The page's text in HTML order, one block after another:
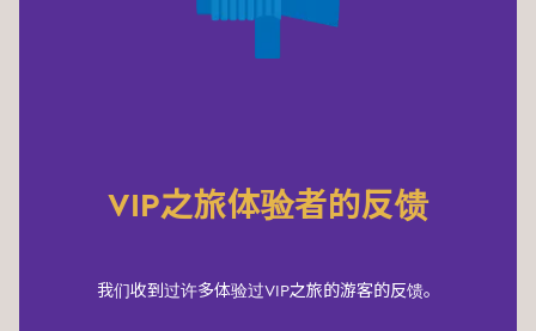
VIP之旅体验者的反馈
我们收到过许多体验过VIP之旅的游客的反馈。